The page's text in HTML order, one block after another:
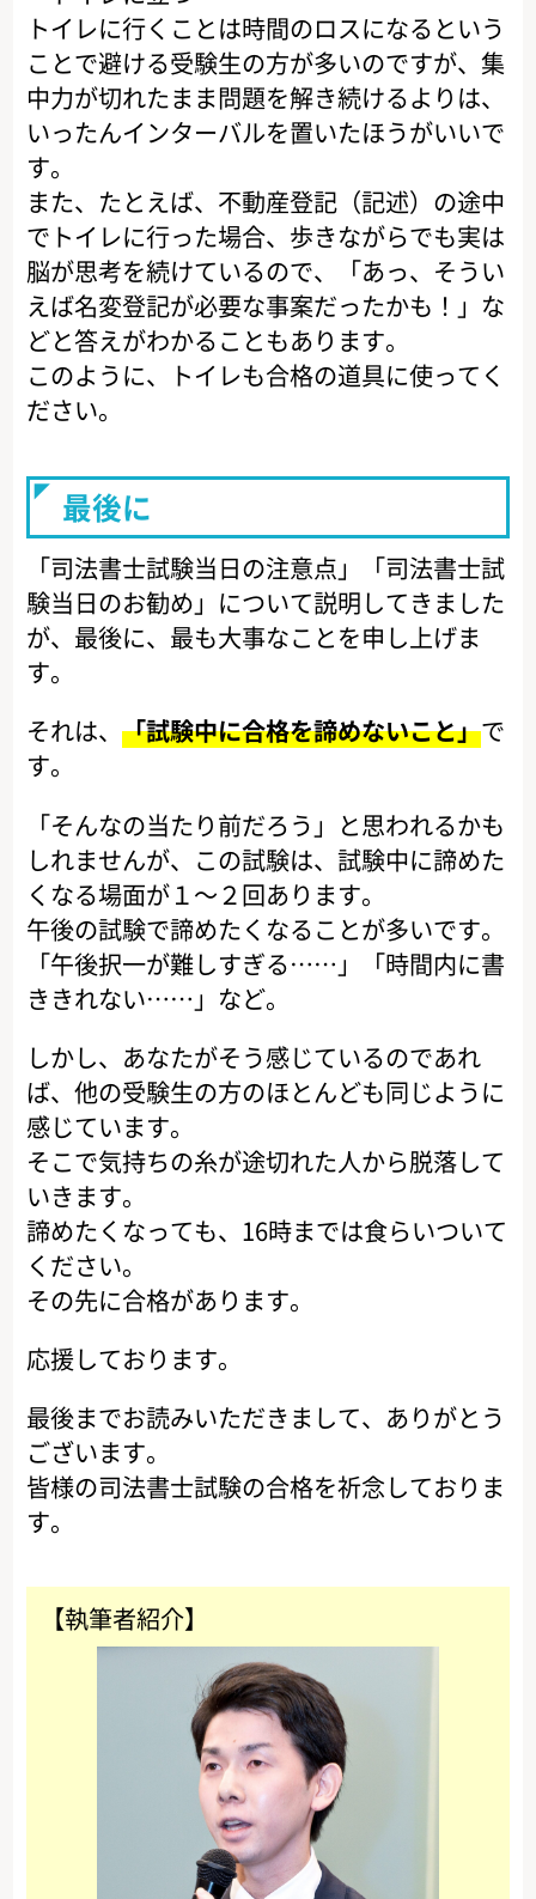
トイレに行くことは時間のロスになるという
ことで避ける受験生の方が多いのですが、集
中力が切れたまま問題を解き続けるよりは、
いったんインターバルを置いたほうがいいで
す。
また、たとえば、不動産登記（記述）の途中
でトイレに行った場合、歩きながらでも実は
脳が思考を続けているので、「あっ、そうい
えば名変登記が必要な事案だったかも！」な
どと答えがわかることもあります。
このように、トイレも合格の道具に使ってく
ださい。
最後に
「司法書士試験当日の注意点」「司法書士試
験当日のお勧め」について説明してきました
が、最後に、最も大事なことを申し上げま
す。
それは、「試験中に合格を諦めないこと」で
す。
「そんなの当たり前だろう」と思われるかも
しれませんが、この試験は、試験中に諦めた
くなる場面が１～２回あります。
午後の試験で諦めたくなることが多いです。
「午後択一が難しすぎる……」「時間内に書
ききれない……」など。
しかし、あなたがそう感じているのであれ
ば、他の受験生の方のほとんども同じように
感じています。
そこで気持ちの糸が途切れた人から脱落して
いきます。
諦めたくなっても、16時までは食らいついて
ください。
その先に合格があります。
応援しております。
最後までお読みいただきまして、ありがとう
ございます。
皆様の司法書士試験の合格を祈念しておりま
す。
【執筆者紹介】